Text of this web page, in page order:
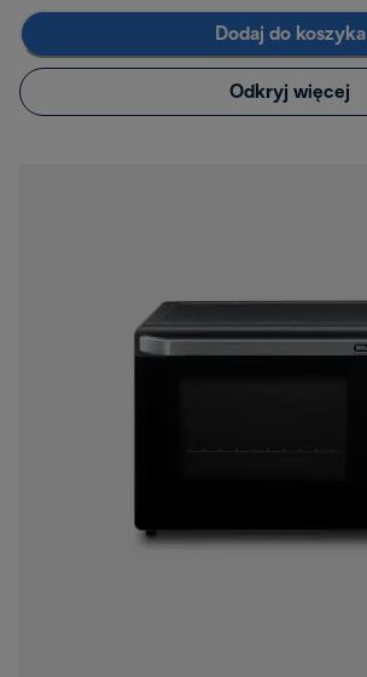
Dodaj do koszyka
Odkryj więcej